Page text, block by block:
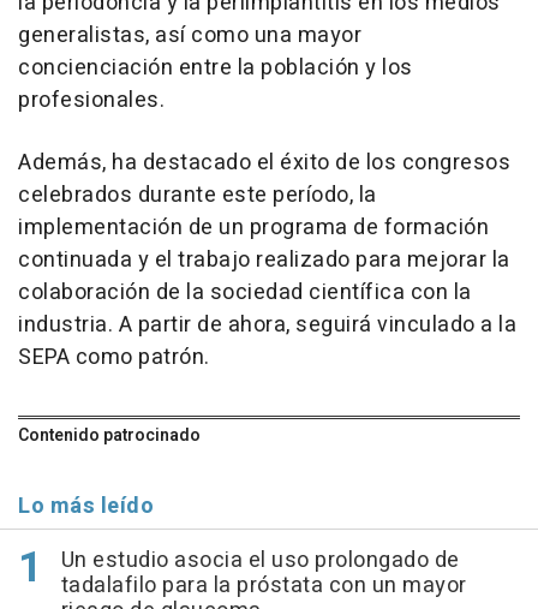
generalistas, así como una mayor
concienciación entre la población y los
profesionales.
Además, ha destacado el éxito de los congresos
celebrados durante este período, la
implementación de un programa de formación
continuada y el trabajo realizado para mejorar la
colaboración de la sociedad científica con la
industria. A partir de ahora, seguirá vinculado a la
SEPA como patrón.
Contenido patrocinado
Lo más leído
Un estudio asocia el uso prolongado de
tadalafilo para la próstata con un mayor